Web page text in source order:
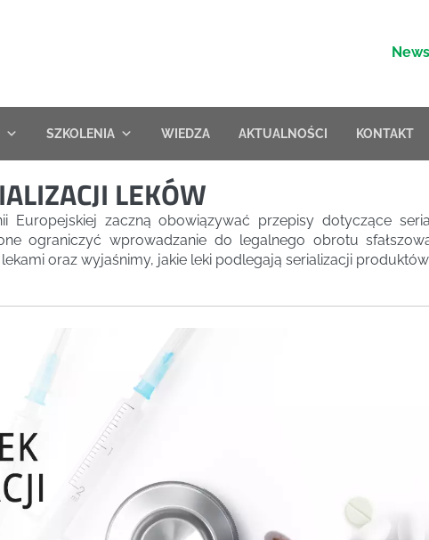
SZKOLENIA WIEDZA AKTUALNOŚCI KONTAKT
LEKÓW
zaczną obowiązywać przepisy dotyczące
ograniczyć wprowadzanie do legalnego obrotu
oraz wyjaśnimy, jakie leki podlegają serializacji